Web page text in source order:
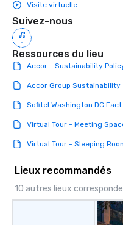
Visite virtuelle
Suivez-nous
Ressources du lieu
Accor - Sustainability
Accor Group Sustainability
Sofitel Washington DC
Virtual Tour - Meeting
Virtual Tour - Sleeping
Lieux recommandés
10 autres lieux